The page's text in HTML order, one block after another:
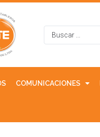
COMUNICACIONES